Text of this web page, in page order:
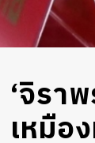
‘จิรา
เหมือ